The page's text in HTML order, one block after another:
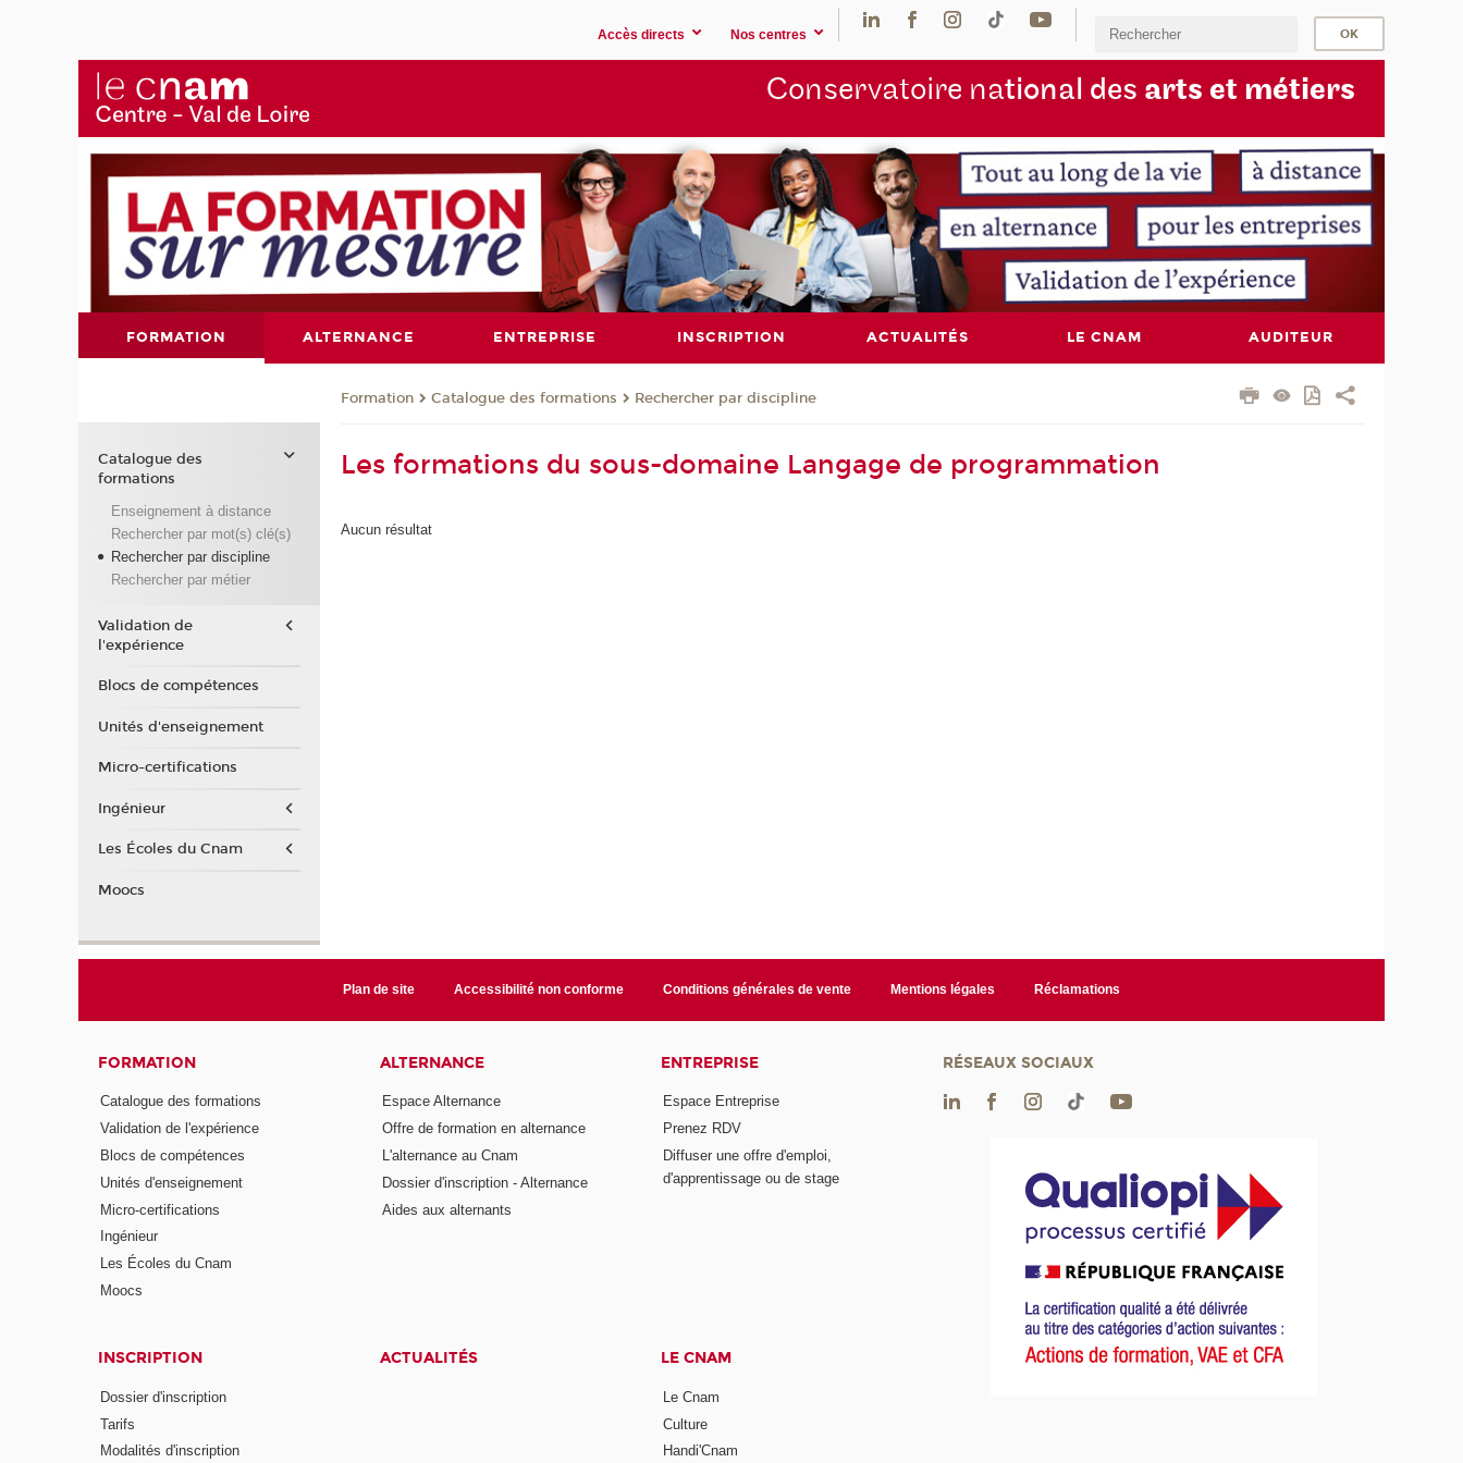
Accès directs Nos centres
Conservatoire national des arts et métiers
FORMATION ALTERNANCE ENTREPRISE INSCRIPTION ACTUALITÉS LE CNAM AUDITEUR
Formation Catalogue des formations Rechercher par discipline
Les formations du sous-domaine Langage de programmation
Aucun résultat
Catalogue des
formations
Enseignement à distance
Rechercher par mot(s) clé(s)
Rechercher par discipline
Rechercher par métier
Validation de
l'expérience
Blocs de compétences
Unités d'enseignement
Micro-certifications
Ingénieur
Les Écoles du Cnam
Moocs
Plan de site Accessibilité non conforme Conditions générales de vente Mentions légales Réclamations
FORMATION
Catalogue des formations
Validation de l'expérience
Blocs de compétences
Unités d'enseignement
Micro-certifications
Ingénieur
Les Écoles du Cnam
Moocs
ALTERNANCE
Espace Alternance
Offre de formation en alternance
L'alternance au Cnam
Dossier d'inscription - Alternance
Aides aux alternants
ENTREPRISE
Espace Entreprise
Prenez RDV
Diffuser une offre d'emploi,
d'apprentissage ou de stage
INSCRIPTION
Dossier d'inscription
Tarifs
Modalités d'inscription
ACTUALITÉS LE CNAM
Le Cnam
Culture
Handi'Cnam
RÉSEAUX SOCIAUX